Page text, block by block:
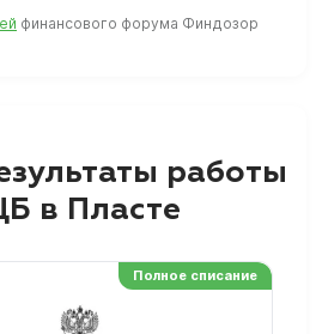
финансового форума Финдозор
работы
в Пласте
Полное списание